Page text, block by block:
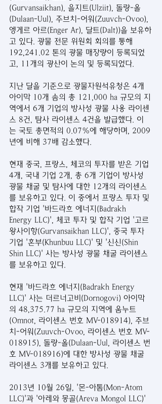
(Gurvansaikhan), 을지트(Ulziit), 돌랑-올
(Dulaan-Uul), 주브치-어워(Zuuvch-Ovoo),
엥게르 아르(Enger Ar), 달트(Dalt))을 보유하
고 있다. 광물 전문 위원회 회의를 통해
192,241.02 톤의 광물 매장량이 등록되었
고, 11개의 광산이 논의 및 등록되었다.
지난 달을 기준으로 광물자원석유청은 4개
아이막 10개 솜의 총 121,000 ha 규모의 지
역에서 6개 기업의 방사성 광물 사용 라이센
스 8건, 탐사 라이센스 4건을 발급했다. 이
는 국토 총면적의 0.07%에 해당하며, 2009
년에 비해 37배 감소했다.
현재 중국, 프랑스, 체코의 투자를 받은 기업
4개, 국내 기업 2개, 총 6개 기업이 방사성
광물 채굴 및 탐사에 대한 12개의 라이센스
를 보유하고 있다. 이 중에서 프랑스 투자 및
합작 기업 '바드라흐 에너지(Badrakh
Energy LLC)', 체코 투자 및 합작 기업 '고르
왕사이항(Gurvansaikhan LLC)', 중국 투자
기업 '혼부(Khunbuu LLC)' 및 '신신(Shin
Shin LLC)' 사는 방사성 광물 채굴 라이센스
를 보유하고 있다.
현재 '바드라흐 에너지(Badrakh Energy
LLC)' 사는 더르너고비(Dornogovi) 아이막
의 48,375.77 ha 규모의 지역에 움누트
(Omnot, 라이센스 번호 MV-018914), 주브
치-어워(Zuuvch-Ovoo, 라이센스 번호 MV-
018915), 돌랑-올(Dulaan-Uul, 라이센스 번
호 MV-018916)에 대한 방사성 광물 채굴
라이센스 3개를 보유하고 있다.
2013년 10월 26일, '몬-아톰(Mon-Atom
LLC)'과 '아레와 몽골(Areva Mongol LLC)'